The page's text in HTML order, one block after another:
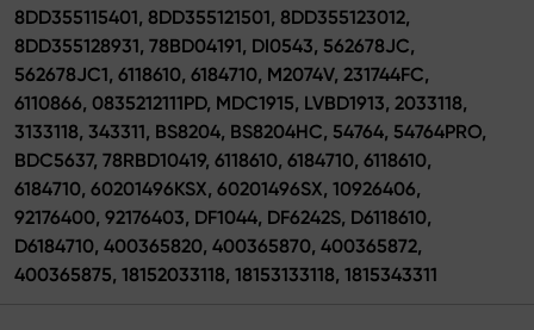
8DD355115401, 8DD355121501, 8DD355123012,
8DD355128931, 78BD04191, DI0543, 562678JC,
562678JC1, 6118610, 6184710, M2074V, 231744FC,
6110866, 0835212111PD, MDC1915, LVBD1913, 2033118,
3133118, 343311, BS8204, BS8204HC, 54764, 54764PRO,
BDC5637, 78RBD10419, 6118610, 6184710, 6118610,
6184710, 60201496KSX, 60201496SX, 10926406,
92176400, 92176403, DF1044, DF6242S, D6118610,
D6184710, 400365820, 400365870, 400365872,
400365875, 18152033118, 18153133118, 1815343311